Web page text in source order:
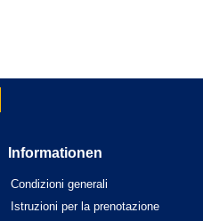
Informationen
Condizioni generali
Istruzioni per la prenotazione